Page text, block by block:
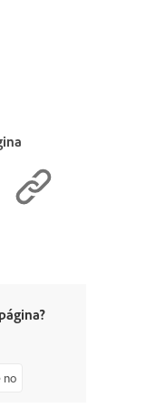
no